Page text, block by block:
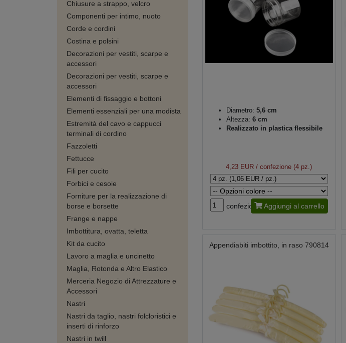
Chiusure a strappo, velcro
Componenti per intimo, nuoto
Corde e cordini
Costina e polsini
Decorazioni per vestiti, scarpe e
accessori
Decorazioni per vestiti, scarpe e
accessori
Elementi di fissaggio e bottoni
Elementi essenziali per una modista
Estremità del cavo e cappucci
terminali di cordino
Fazzoletti
Fettucce
Fili per cucito
Forbici e cesoie
Forniture per la realizzazione di
borse e borsette
Frange e nappe
Imbottitura, ovatta, teletta
Kit da cucito
Lavoro a maglia e uncinetto
Maglia, Rotonda e Altro Elastico
Merceria Negozio di Attrezzature e
Accessori
Nastri
Nastri da taglio, nastri folcloristici e
inserti di rinforzo
Nastri in twill
Diametro: 5,6 cm
Altezza: 6 cm
Realizzato in plastica flessibile
4,23 EUR / confezione (4 pz.)
confezione Aggiungi al carrello
Appendiabiti imbottito, in raso 790814